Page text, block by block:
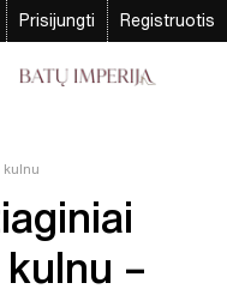
Prisijungti Registruotis
kulnu
–